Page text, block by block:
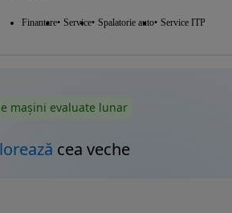
Finantare Service Spalatorie auto Service ITP
mașini evaluate lunar
cea veche